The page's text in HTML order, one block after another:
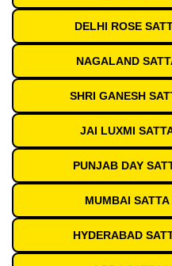
DELHI ROSE
NAGALAND
SHRI GANESH
JAI LUXMI
PUNJAB DAY
MUMBAI
HYDERABAD